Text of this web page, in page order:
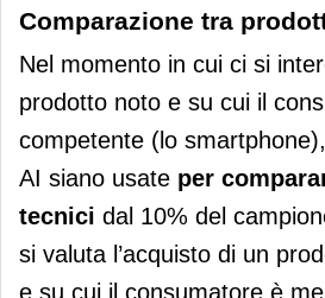
Comparazione tra
Nel momento in cui ci si
prodotto noto e su cui il
competente (lo
AI siano usate per
tecnici dal 10% del
si valuta l’acquisto di un
e su cui il consumatore è